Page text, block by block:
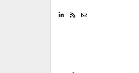
LinkedinRSS feed